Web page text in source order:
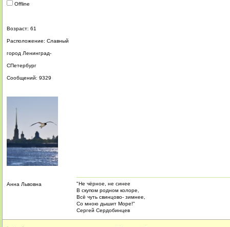
Offline
Возраст: 61
Расположение: Славный
город Ленинград-
СПетербург
Сообщений: 9329
Анна Львовна
"Не чёрное, не синее
В скупом родном колоре,
Всё чуть свинцово- зимнее,
Со мною дышит Море!"
Сергей Сердобинцев